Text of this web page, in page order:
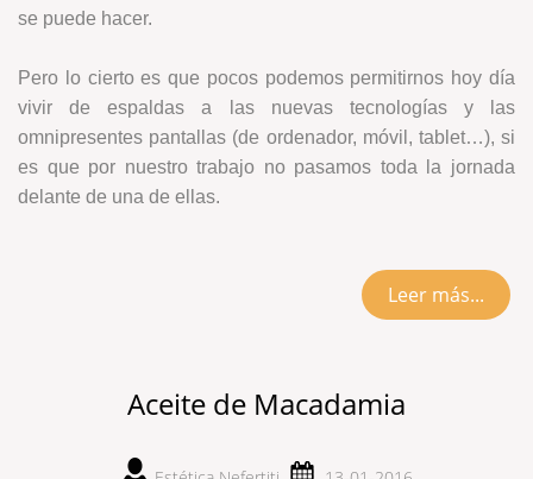
se puede hacer.
Pero lo cierto es que pocos podemos permitirnos hoy día
vivir de espaldas a las nuevas tecnologías y las
omnipresentes pantallas (de ordenador, móvil, tablet…), si
es que por nuestro trabajo no pasamos toda la jornada
delante de una de ellas.
Leer más...
Aceite de Macadamia